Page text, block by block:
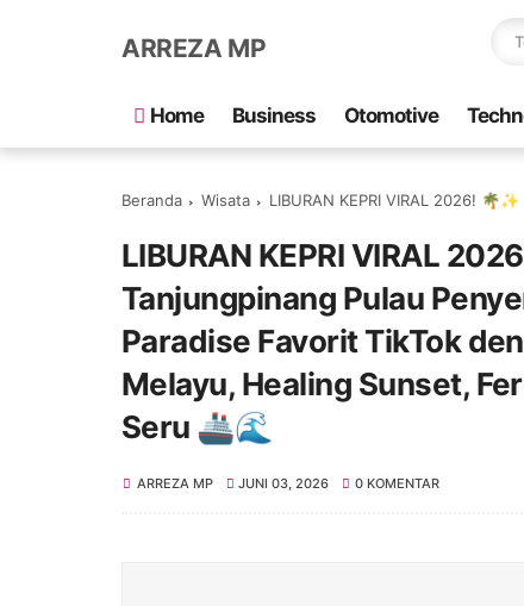
ARREZA MP
Home Business Otomotive
Beranda Wisata LIBURAN KEPRI VIRAL 2026! 🌴✨ Paket Tour Batam Bintan Tanjungpinang Pulau
LIBURAN KEPRI VIRAL
Tanjungpinang Pulau
Paradise Favorit TikTok
Melayu, Healing Sunset,
Seru 🚢🌊
ARREZA MP JUNI 03, 2026 0 KOMENTAR